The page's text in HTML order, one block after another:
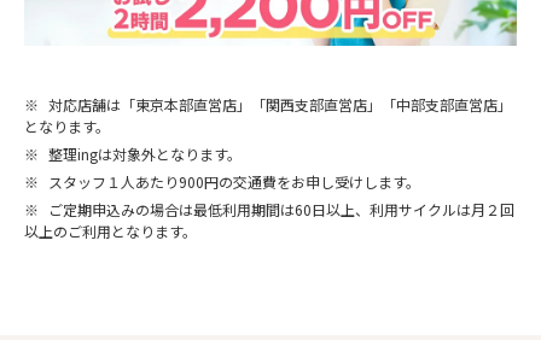
※ 対応店舗は「東京本部直営店」「関西支部直営店」「中部支部直営店」
となります。
※ 整理ingは対象外となります。
※
スタッフ１人あたり900円の交通費をお申し受けします。
※
ご定期申込みの場合は最低利用期間は60日以上、利用サイクルは月２回
以上のご利用となります。